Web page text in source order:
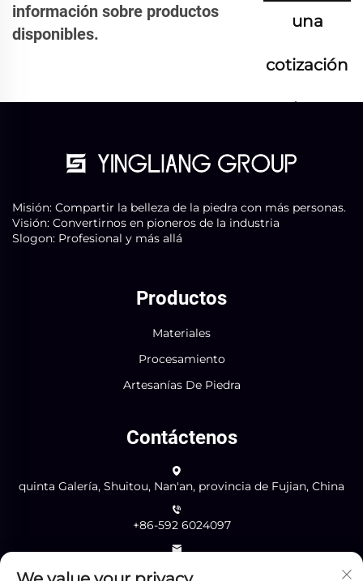
información sobre productos
disponibles.
una
cotización
ahora
Misión: Compartir la belleza de la piedra con más personas.
Visión: Convertirnos en pioneros de la industria
Slogon: Profesional y más allá
Productos
Materiales
Procesamiento
Artesanías De Piedra
Contáctenos
quinta Galería, Shuitou, Nan'an, provincia de Fujian, China
+86-592 6024097